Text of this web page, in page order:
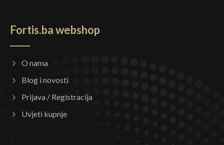
Fortis.ba webshop
O nama
Blog i novosti
Prijava / Registracija
Uvjeti kupnje